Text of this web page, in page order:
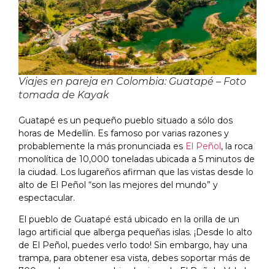
Viajes en pareja en Colombia: Guatapé – Foto
tomada de Kayak
Guatapé es un pequeño pueblo situado a sólo dos
horas de Medellín. Es famoso por varias razones y
probablemente la más pronunciada es El Peñol, la roca
monolítica de 10,000 toneladas ubicada a 5 minutos de
la ciudad. Los lugareños afirman que las vistas desde lo
alto de El Peñol “son las mejores del mundo” y
espectacular.
El pueblo de Guatapé está ubicado en la orilla de un
lago artificial que alberga pequeñas islas. ¡Desde lo alto
de El Peñol, puedes verlo todo! Sin embargo, hay una
trampa, para obtener esa vista, debes soportar más de